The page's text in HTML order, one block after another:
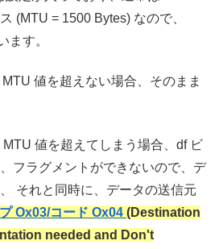
(MTU = 1500 Bytes) なので、
ます。
値を超えない場合、そのまま
値を超えてしまう場合、df ビ
フラグメントができないので、デ
それと同時に、データの送信元
Ox03/コード Ox04 (Destination
needed and Don't